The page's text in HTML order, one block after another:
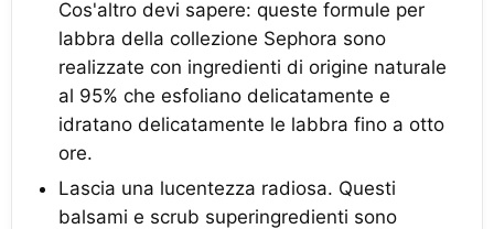
Cos'altro devi sapere: queste formule per
labbra della collezione Sephora sono
realizzate con ingredienti di origine naturale
al 95% che esfoliano delicatamente e
idratano delicatamente le labbra fino a otto
ore.
Lascia una lucentezza radiosa. Questi
balsami e scrub superingredienti sono